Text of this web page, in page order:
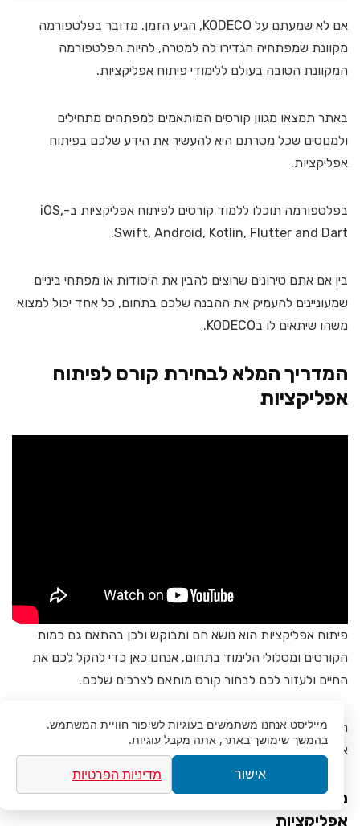
אם לא שמעתם על KODECO, הגיע הזמן. מדובר בפלטפורמה
מקוונת שמפתחיה הגדירו לה למטרה, להיות הפלטפורמה
המקוונת הטובה בעולם ללימודי פיתוח אפליקציות.
באתר תמצאו מגוון קורסים המותאמים למפתחים מתחילים
ולמנוסים שכל מטרתם היא להעשיר את הידע שלכם בפיתוח
אפליקציות.
בפלטפורמה תוכלו ללמוד קורסים לפיתוח אפליקציות ב-iOS,
Swift, Android, Kotlin, Flutter and Dart.
בין אם אתם טירונים שרוצים להבין את היסודות או מפתחי ביניים
שמעוניינים להעמיק את ההבנה שלכם בתחום, כל אחד יכול למצוא
משהו שיתאים לו בKODECO.
המדריך המלא לבחירת קורס לפיתוח
אפליקציות
פיתוח אפליקציות הוא נושא חם ומבוקש ולכן בהתאם גם כמות
הקורסים ומסלולי הלימוד בתחום. אנחנו כאן כדי להקל לכם את
החיים ולעזור לכם לבחור קורס מותאם לצרכים שלכם.
המדריך הבא ימקד אתכם בנושאים החשובים שכדאי להתייחס
אליהם וייתן לכם מידע חשוב שיעזור לכם לבחור.
מה כדאי לקחת בחשבון כשבוחרים קורס פיתוח
אפליקציות
מייליסט אנחנו משתמשים בעוגיות לשיפור חוויית המשתמש.
בהמשך שימושך באתר, אתה מקבל עוגיות.
אישור מדיניות הפרטיות